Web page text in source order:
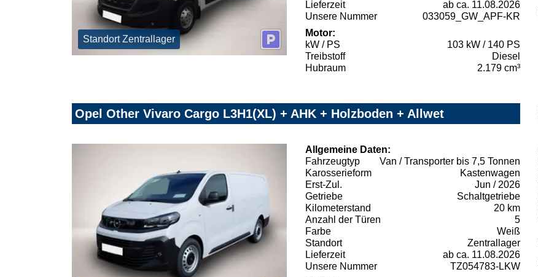
Standort Zentrallager
Lieferzeit
ab ca. 11.08.2026
Unsere Nummer
033059_GW_APF-KR
Motor:
kW / PS
103 kW / 140 PS
Treibstoff
Diesel
Hubraum
2.179 cm³
Opel Other Vivaro Cargo L3H1(XL) + AHK + Holzboden + Allwet
Allgemeine Daten:
Fahrzeugtyp
Van / Transporter bis 7,5 Tonnen
Karosserieform
Kastenwagen
Erst-Zul.
Jun / 2026
Getriebe
Schaltgetriebe
Kilometerstand
20 km
Anzahl der Türen
5
Farbe
Weiß
Standort
Zentrallager
Lieferzeit
ab ca. 11.08.2026
Unsere Nummer
TZ054783-LKW